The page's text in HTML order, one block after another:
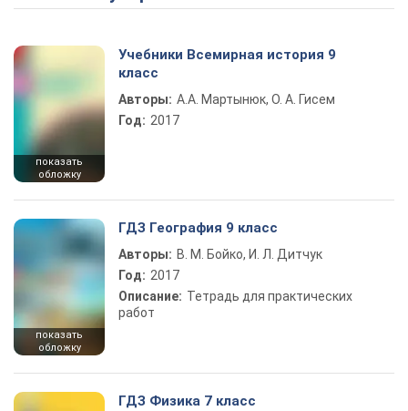
показать
обложку
Учебники Всемирная история 9
класс
Авторы: А.А. Мартынюк, О. А. Гисем
Год: 2017
показать
обложку
ГДЗ География 9 класс
Авторы: В. М. Бойко, И. Л. Дитчук
Год: 2017
Описание: Тетрадь для практических
работ
ГДЗ Физика 7 класс